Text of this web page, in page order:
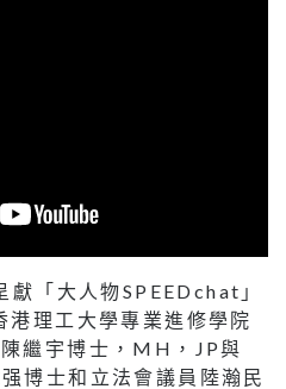
「大人物SPEEDchat」
港理工大學專業進修學院
繼宇博士，MH，JP與
博士和立法會議員陸瀚民